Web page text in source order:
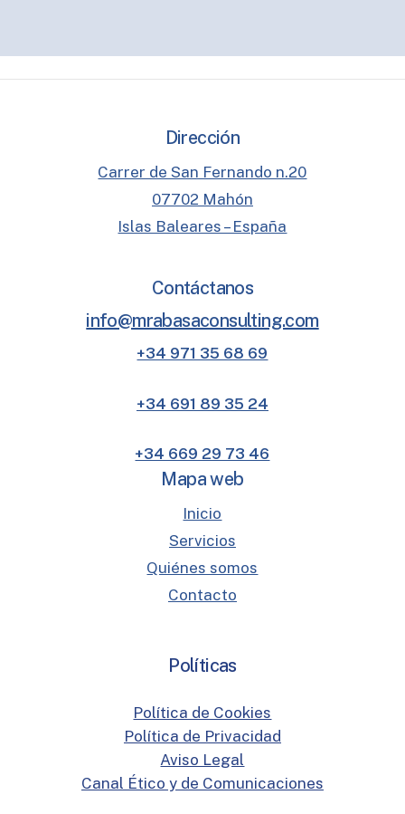
Dirección
Carrer de San Fernando n.20
07702 Mahón
Islas Baleares – España
Contáctanos
info@mrabasaconsulting.com
+34 971 35 68 69
+34 691 89 35 24
+34 669 29 73 46
Mapa web
Inicio
Servicios
Quiénes somos
Contacto
Políticas
Política de Cookies
Política de Privacidad
Aviso Legal
Canal Ético y de Comunicaciones